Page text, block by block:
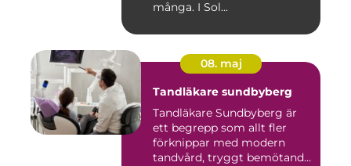
många. I Sol...
08. maj
Tandläkare sundbyberg
Tandläkare Sundbyberg är
ett begrepp som allt fler
förknippar med modern
tandvård, tryggt bemötande